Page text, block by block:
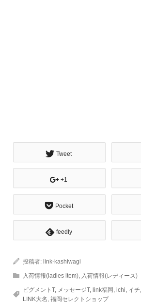
Tweet
+1
Pocket
feedly
投稿者:link-kashiwagi
入荷情報(ladies item) 入荷情報(レディース)
ピグメントT, メッセージT,link福岡 ,ichi イチ
LINK大名 ,福岡セレクトショップ